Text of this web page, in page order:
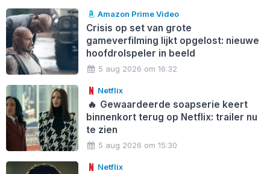
Amazon Prime Video
Crisis op set van grote
gameverfilming lijkt opgelost: nieuwe
hoofdrolspeler in beeld
5 aug 2026 om 16:32
Netflix
🔥 Gewaardeerde soapserie keert
binnenkort terug op Netflix: trailer nu
te zien
5 aug 2026 om 15:30
Netflix